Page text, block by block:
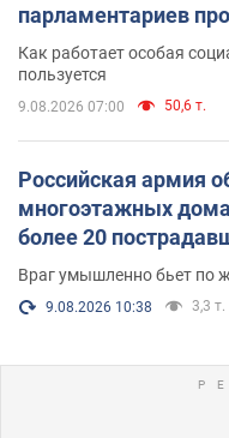
парламентариев
поселился
Как работает особая
пользуется
9.08.2026 07:00 50,6 т.
Российская армия
многоэтажных
более 20
Враг умышленно бьет по
9.08.2026 10:38 3,3 т.